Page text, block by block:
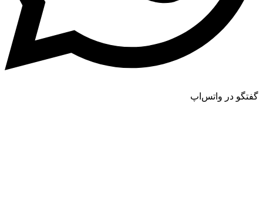
گفتگو در واتس‌اپ